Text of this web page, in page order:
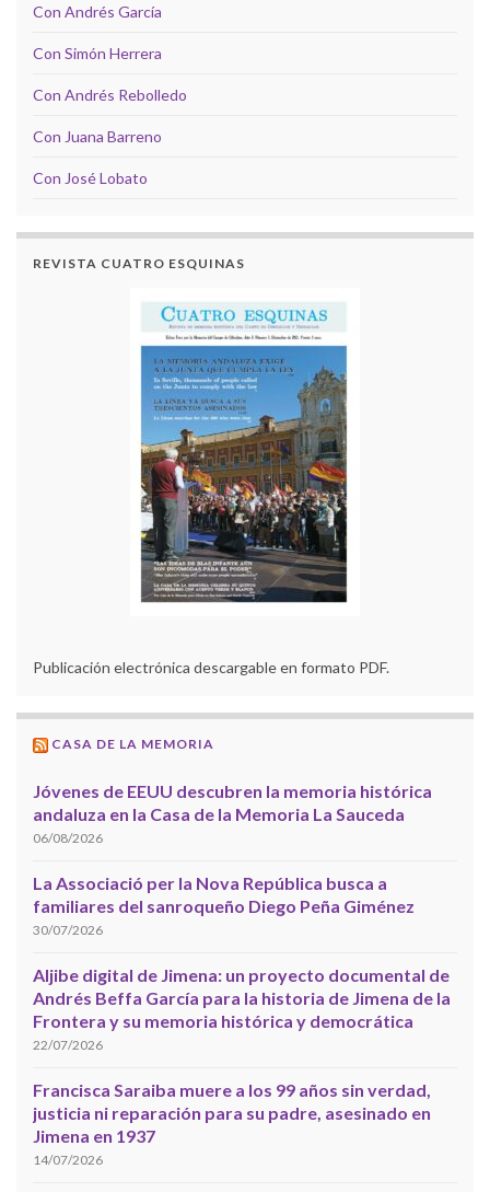
Con Andrés García
Con Simón Herrera
Con Andrés Rebolledo
Con Juana Barreno
Con José Lobato
REVISTA CUATRO ESQUINAS
Publicación electrónica descargable en formato PDF.
CASA DE LA MEMORIA
Jóvenes de EEUU descubren la memoria histórica
andaluza en la Casa de la Memoria La Sauceda
06/08/2026
La Associació per la Nova República busca a
familiares del sanroqueño Diego Peña Giménez
30/07/2026
Aljibe digital de Jimena: un proyecto documental de
Andrés Beffa García para la historia de Jimena de la
Frontera y su memoria histórica y democrática
22/07/2026
Francisca Saraiba muere a los 99 años sin verdad,
justicia ni reparación para su padre, asesinado en
Jimena en 1937
14/07/2026